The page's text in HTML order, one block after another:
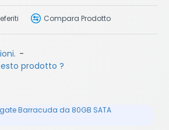
-
prodotto ?
Compara Prodotto
Barracuda da 80GB SATA